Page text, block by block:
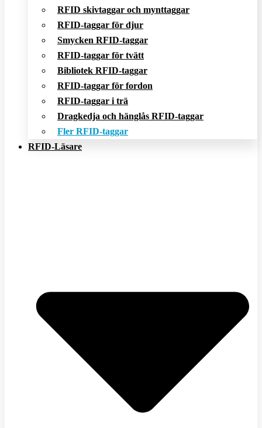
RFID skivtaggar och mynttaggar
RFID-taggar för djur
Smycken RFID-taggar
RFID-taggar för tvätt
Bibliotek RFID-taggar
RFID-taggar för fordon
RFID-taggar i trä
Dragkedja och hänglås RFID-taggar
Fler RFID-taggar
RFID-Läsare